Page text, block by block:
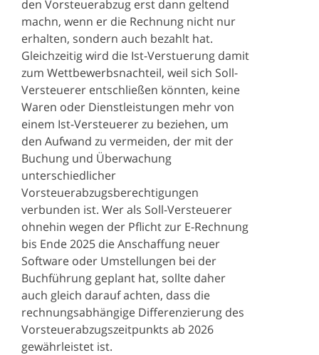
den Vorsteuerabzug erst dann geltend
machn, wenn er die Rechnung nicht nur
erhalten, sondern auch bezahlt hat.
Gleichzeitig wird die Ist-Verstuerung damit
zum Wettbewerbsnachteil, weil sich Soll-
Versteuerer entschließen könnten, keine
Waren oder Dienstleistungen mehr von
einem Ist-Versteuerer zu beziehen, um
den Aufwand zu vermeiden, der mit der
Buchung und Überwachung
unterschiedlicher
Vorsteuerabzugsberechtigungen
verbunden ist. Wer als Soll-Versteuerer
ohnehin wegen der Pflicht zur E-Rechnung
bis Ende 2025 die Anschaffung neuer
Software oder Umstellungen bei der
Buchführung geplant hat, sollte daher
auch gleich darauf achten, dass die
rechnungsabhängige Differenzierung des
Vorsteuerabzugszeitpunkts ab 2026
gewährleistet ist.